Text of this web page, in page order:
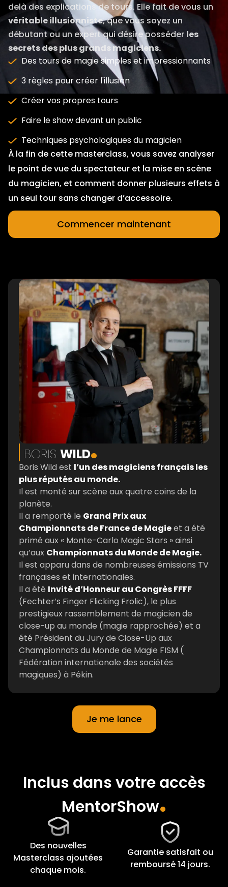
delà des explications de tours. Elle fait de vous un
véritable illusionniste, que vous soyez un
débutant ou un expert qui désire posséder les
secrets des plus grands magiciens.
Des tours de magie simples et impressionnants
3 règles pour créer l'illusion
Créer vos propres tours
Faire le show devant un public
Techniques psychologiques du magicien
À la fin de cette masterclass, vous savez analyser
le point de vue du spectateur et la mise en scène
du magicien, et comment donner plusieurs effets à
un seul tour sans changer d’accessoire.
Commencer maintenant
BORIS WILD.
Boris Wild est l’un des magiciens français les
plus réputés au monde.
Il est monté sur scène aux quatre coins de la
planète.
Il a remporté le Grand Prix aux
Championnats de France de Magieet a été
primé aux « Monte-Carlo Magic Stars » ainsi
qu’aux Championnats du Monde de Magie.
Il est apparu dans de nombreuses émissions TV
françaises et internationales.
Il a été Invité d’Honneur au Congrès FFFF
(Fechter’s Finger Flicking Frolic), le plus
prestigieux rassemblement de magicien de
close-up au monde (magie rapprochée) et a
été Président du Jury de Close-Up aux
Championnats du Monde de Magie FISM (
Fédération internationale des sociétés
magiques) à Pékin.
Je me lance
Inclus dans votre accès
MentorShow.
Des nouvelles
Masterclass ajoutées
chaque mois.
Garantie satisfait ou
remboursé 14 jours.